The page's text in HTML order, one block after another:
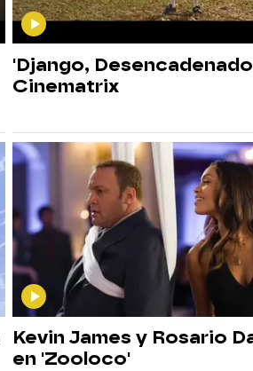
'Django,
Cinematrix
Kevin James y Rosario
en 'Zooloco'